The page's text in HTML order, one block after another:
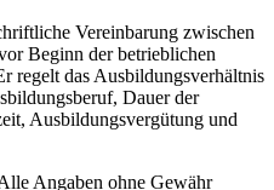
Vereinbarung zwischen
Beginn der betrieblichen
regelt das Ausbildungsverhältnis
Dauer der
Ausbildungsvergütung und
Angaben ohne Gewähr